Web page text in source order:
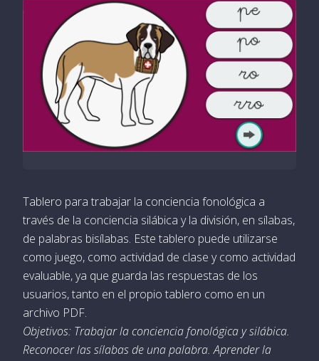
Tablero para trabajar la conciencia fonológica a
través de la conciencia silábica y la división, en sílabas,
de palabras bisílabas. Este tablero puede utilizarse
como juego, como actividad de clase y como actividad
evaluable, ya que guarda las respuestas de los
usuarios, tanto en el propio tablero como en un
archivo PDF.
Objetivos: Trabajar la conciencia fonológica y silábica.
Reconocer las sílabas de una palabra. Aprender la